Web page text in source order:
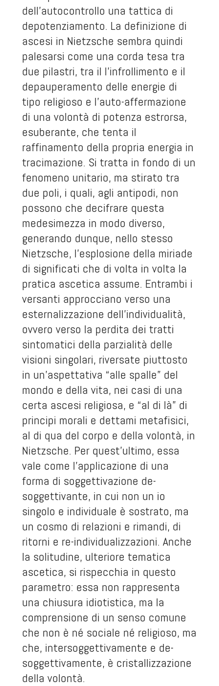
dell’autocontrollo una tattica di
depotenziamento. La definizione di
ascesi in Nietzsche sembra quindi
palesarsi come una corda tesa tra
due pilastri, tra il l’infrollimento e il
depauperamento delle energie di
tipo religioso e l’auto-affermazione
di una volontà di potenza estrorsa,
esuberante, che tenta il
raffinamento della propria energia in
tracimazione. Si tratta in fondo di un
fenomeno unitario, ma stirato tra
due poli, i quali, agli antipodi, non
possono che decifrare questa
medesimezza in modo diverso,
generando dunque, nello stesso
Nietzsche, l’esplosione della miriade
di significati che di volta in volta la
pratica ascetica assume. Entrambi i
versanti approcciano verso una
esternalizzazione dell’individualità,
ovvero verso la perdita dei tratti
sintomatici della parzialità delle
visioni singolari, riversate piuttosto
in un’aspettativa “alle spalle” del
mondo e della vita, nei casi di una
certa ascesi religiosa, e “al di là” di
principi morali e dettami metafisici,
al di qua del corpo e della volontà, in
Nietzsche. Per quest’ultimo, essa
vale come l’applicazione di una
forma di soggettivazione de-
soggettivante, in cui non un io
singolo e individuale è sostrato, ma
un cosmo di relazioni e rimandi, di
ritorni e re-individualizzazioni. Anche
la solitudine, ulteriore tematica
ascetica, si rispecchia in questo
parametro: essa non rappresenta
una chiusura idiotistica, ma la
comprensione di un senso comune
che non è né sociale né religioso, ma
che, intersoggettivamente e de-
soggettivamente, è cristallizzazione
della volontà.